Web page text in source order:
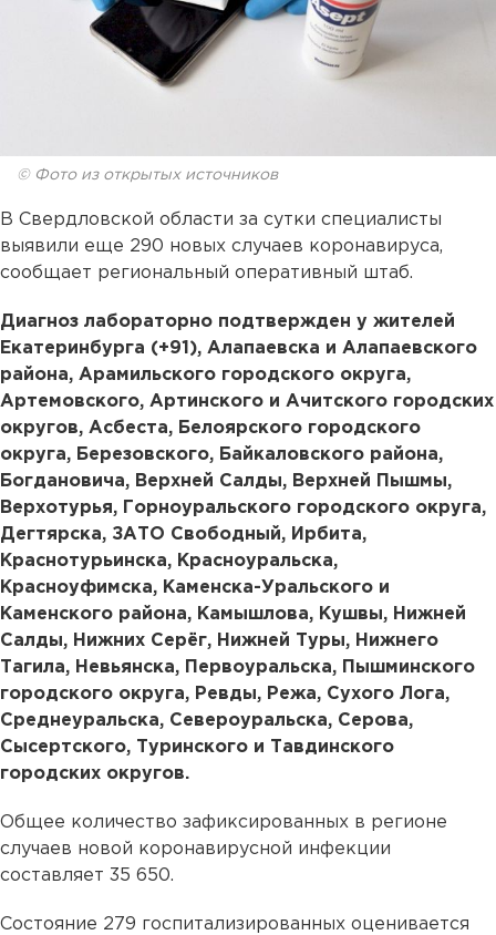
© Фото из открытых источников
В Свердловской области за сутки специалисты
выявили еще 290 новых случаев коронавируса,
сообщает региональный оперативный штаб.
Диагноз лабораторно подтвержден у жителей
Екатеринбурга (+91), Алапаевска и Алапаевского
района, Арамильского городского округа,
Артемовского, Артинского и Ачитского городских
округов, Асбеста, Белоярского городского
округа, Березовского, Байкаловского района,
Богдановича, Верхней Салды, Верхней Пышмы,
Верхотурья, Горноуральского городского округа,
Дегтярска, ЗАТО Свободный, Ирбита,
Краснотурьинска, Красноуральска,
Красноуфимска, Каменска-Уральского и
Каменского района, Камышлова, Кушвы, Нижней
Салды, Нижних Серёг, Нижней Туры, Нижнего
Тагила, Невьянска, Первоуральска, Пышминского
городского округа, Ревды, Режа, Сухого Лога,
Среднеуральска, Североуральска, Серова,
Сысертского, Туринского и Тавдинского
городских округов.
Общее количество зафиксированных в регионе
случаев новой коронавирусной инфекции
составляет 35 650.
Состояние 279 госпитализированных оценивается